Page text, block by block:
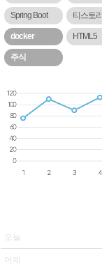
Spring Boot 티스토리
docker HTML5
주식
오늘
어제